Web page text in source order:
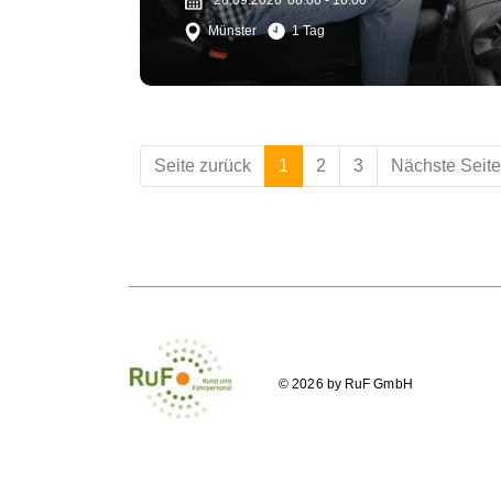
Schutz vor Kriminalität
Münster
1 Tag
Seite zurück 1 2 3 Nächste Seite
© 2026 by RuF GmbH